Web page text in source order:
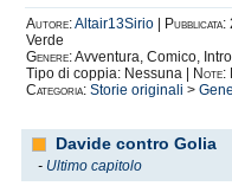
Autore:Altair13Sirio Pubblicata:
Verde
Genere:Avventura, Comico,
Tipo di coppia: Nessuna |
Note:
Categoria: Storie originali >
Davide contro Golia
- Ultimo capitolo